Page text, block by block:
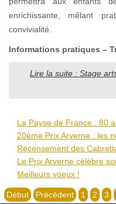
enrichissante, mêlant
convivialité.
Informations pratiques –
Lire la suite : Stage
La Payse de France : 80
20ème Prix Arverne : les
Recensement des
Le Prix Arverne célèbre
Meilleurs voeux !
Début Précédent 1 2 3